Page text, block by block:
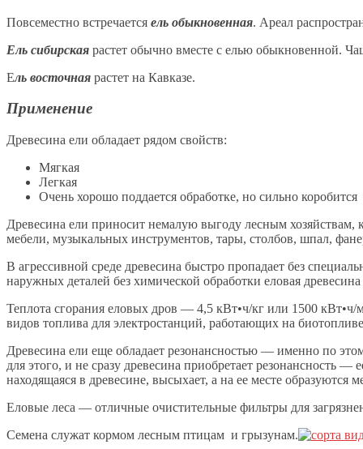
Повсеместно встречается ель обыкновенная. Ареал
Ель сибирская растет обычно вместе с елью обыкновенной.
Ель восточная растет на Кавказе.
Применение
Древесина ели обладает рядом свойств:
Мягкая
Легкая
Очень хорошо поддается обработке, но сильно коробится
Древесина ели приносит немалую выгоду лесным
мебели, музыкальных инструментов, тары, столбов, шпал,
В агрессивной среде древесина быстро пропадает без
наружных деталей без химической обработки еловая древесина
Теплота сгорания еловых дров — 4,5 кВт•ч/кг или 1500
видов топлива для электростанций, работающих на
Древесина ели еще обладает резонансностью — именно по
для этого, и не сразу древесина приобретает резонансность
находящаяся в древесине, высыхает, а на ее месте образуются
Еловые леса — отличные очистительные фильтры для
Семена служат кормом лесным птицам и грызунам.